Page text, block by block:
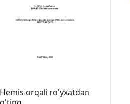
Hemis orqali ro'yxatdan